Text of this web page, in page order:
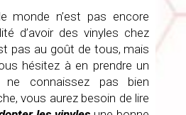
monde n’est pas encore
d’avoir des vinyles chez
pas au goût de tous, mais
hésitez à en prendre un
connaissez pas bien
vous aurez besoin de lire